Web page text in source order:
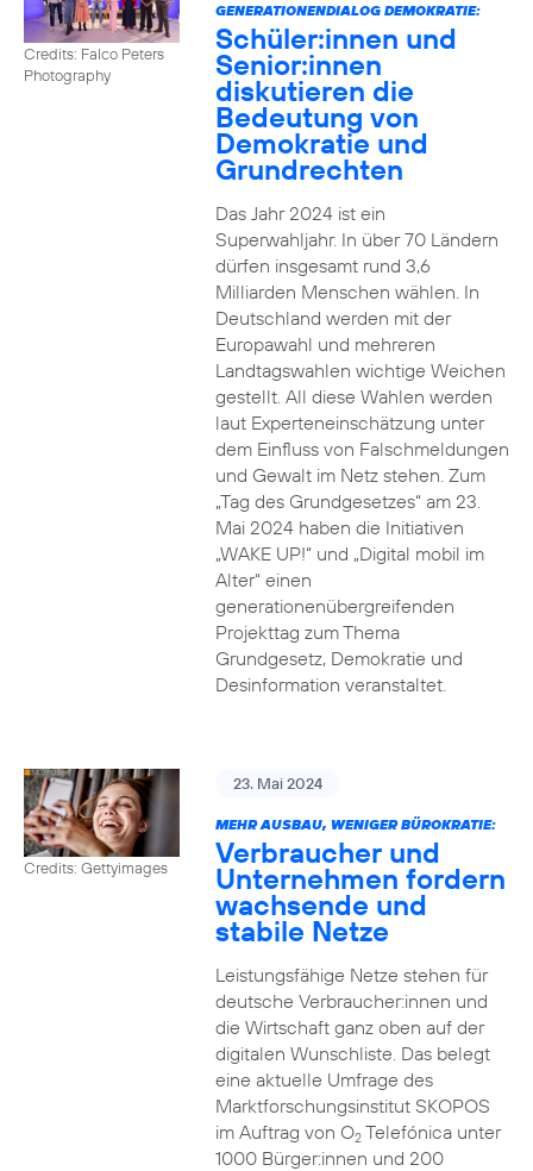
Credits: Falco Peters
Photography
GENERATIONENDIALOG DEMOKRATIE:
Schüler:innen und
Senior:innen
diskutieren die
Bedeutung von
Demokratie und
Grundrechten
Das Jahr 2024 ist ein
Superwahljahr. In über 70 Ländern
dürfen insgesamt rund 3,6
Milliarden Menschen wählen. In
Deutschland werden mit der
Europawahl und mehreren
Landtagswahlen wichtige Weichen
gestellt. All diese Wahlen werden
laut Experteneinschätzung unter
dem Einfluss von Falschmeldungen
und Gewalt im Netz stehen. Zum
„Tag des Grundgesetzes“ am 23.
Mai 2024 haben die Initiativen
„WAKE UP!“ und „Digital mobil im
Alter“ einen
generationenübergreifenden
Projekttag zum Thema
Grundgesetz, Demokratie und
Desinformation veranstaltet.
Credits: Gettyimages
23. Mai 2024
MEHR AUSBAU, WENIGER BÜROKRATIE:
Verbraucher und
Unternehmen fordern
wachsende und
stabile Netze
Leistungsfähige Netze stehen für
deutsche Verbraucher:innen und
die Wirtschaft ganz oben auf der
digitalen Wunschliste. Das belegt
eine aktuelle Umfrage des
Marktforschungsinstitut SKOPOS
im Auftrag von O2Telefónica unter
1000 Bürger:innen und 200